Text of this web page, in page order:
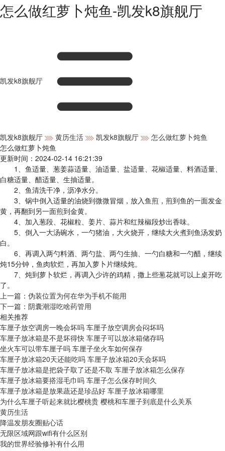
怎么做红萝卜炖鱼-凯发k8旗舰厅
凯发k8旗舰厅
凯发k8旗舰厅 黄历生活 凯发k8旗舰厅
怎么做红萝卜炖鱼
怎么做红萝卜炖鱼
更新时间：2024-02-14 16:21:39
1、鱼适量、葱姜蒜适量、油适量、盐适量、花椒适量、料酒适量、
白糖适量、醋适量、生抽适量。
2、鱼清洗干净，沥净水分。
3、锅中倒入适量的油烧到微微冒烟，放入鱼煎，煎到鱼的一面发金
黄，再翻到另一面煎到金黄。
4、加入葱段、花椒粒、姜片、蒜片和红辣椒段炒出香味。
5、倒入一大汤碗水，一勺猪油，大火烧开，继续大火煮到鱼汤发奶
白。
6、再调入两勺料酒、两勺盐、两勺生抽、一勺白糖和一勺醋，继续
炖15分钟，鱼肉软烂，再加入萝卜片继续炖。
7、炖到萝卜软烂，再调入少许的鸡精，撒上些葱花就可以上桌开吃
了。
上一篇： 伪装位置为何在华为手机不能用
下一篇： 阴囊潮湿吃啥药管用
相关推荐
车厘子放空调房一晚会坏吗 车厘子放空调房会闷坏吗
车厘子放冰箱是不是坏得快 车厘子可以放冰箱储存吗
坐火车可以带车厘子吗 车厘子坐火车如何保存
车厘子放冰箱20天还能吃吗 车厘子放冰箱20天会坏吗
车厘子放冰箱是把袋子取了还是不取 车厘子放冰箱怎么保存
车厘子放冰箱要搭湿毛巾吗 车厘子怎么保存时间久
车厘子放冰箱是放果蔬还是珍品好 车厘子放冰箱哪里
为什么车厘子听起来就比樱桃贵 樱桃和车厘子到底是什么关系
黄历生活
降温发朋友圈贴心话
无限区域网跟wifi有什么区别
我的世界经验修补有什么用